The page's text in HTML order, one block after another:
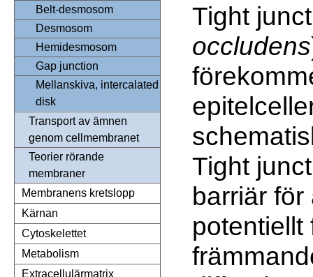
Belt-desmosom
Desmosom
Hemidesmosom
Gap junction
Mellanskiva, intercalated
disk
Transport av ämnen
genom cellmembranet
Teorier rörande
membraner
Membranens kretslopp
Kärnan
Cytoskelettet
Metabolism
Extracellulärmatrix
Tight
occludens
Tight
barriär för
potentiellt